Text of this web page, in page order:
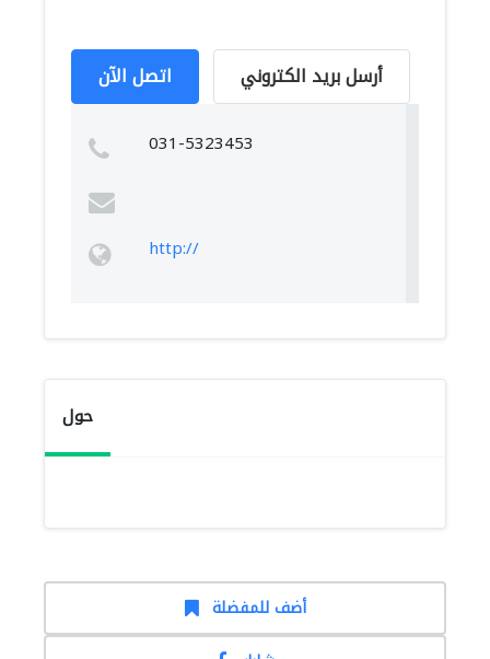
اتصل الآن أرسل بريد الكتروني
031-5323453
http://
حول
أضف للمفضلة